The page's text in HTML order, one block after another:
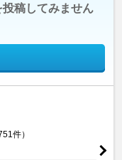
稿してみません
件）